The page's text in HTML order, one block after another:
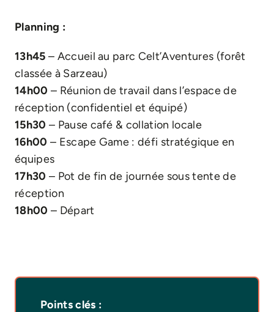
Planning :
13h45 – Accueil au parc Celt’Aventures (forêt
classée à Sarzeau)
14h00 – Réunion de travail dans l’espace de
réception (confidentiel et équipé)
15h30 – Pause café & collation locale
16h00 – Escape Game : défi stratégique en
équipes
17h30 – Pot de fin de journée sous tente de
réception
18h00 – Départ
Points clés :